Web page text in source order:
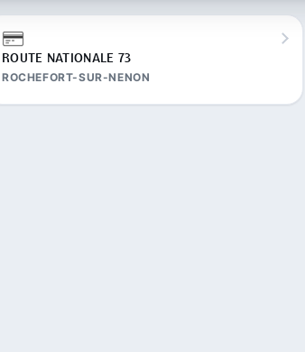
ROUTE NATIONALE 73
ROCHEFORT-SUR-NENON